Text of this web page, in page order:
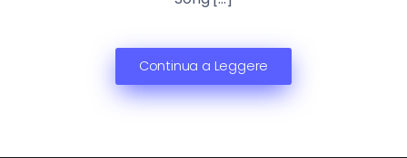
Continua a Leggere